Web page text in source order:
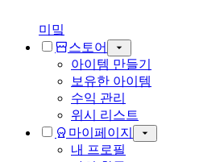
미밐
스토어
아이템 만들기
보유한 아이템
수익 관리
위시 리스트
마이페이지
내 프로필